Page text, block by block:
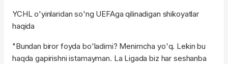
YCHL o'yinlaridan so'ng UEFAga qilinadigan shikoyatlar
haqida
"Bundan biror foyda bo'ladimi? Menimcha yo'q. Lekin bu
haqda gapirishni istamayman. La Ligada biz har seshanba